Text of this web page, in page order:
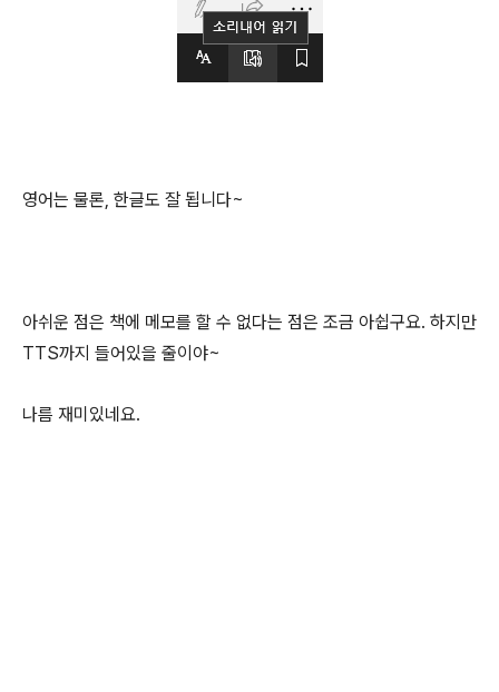
영어는 물론, 한글도 잘 됩니다~
아쉬운 점은 책에 메모를 할 수 없다는 점은 조금 아쉽구요. 하지만
TTS까지 들어있을 줄이야~
나름 재미있네요.